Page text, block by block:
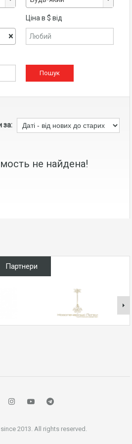
×
Ціна в $ від
за:
не найдена!
Партнери
2013. All rights reserved.